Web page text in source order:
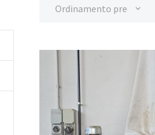
Ordinamento predefinito